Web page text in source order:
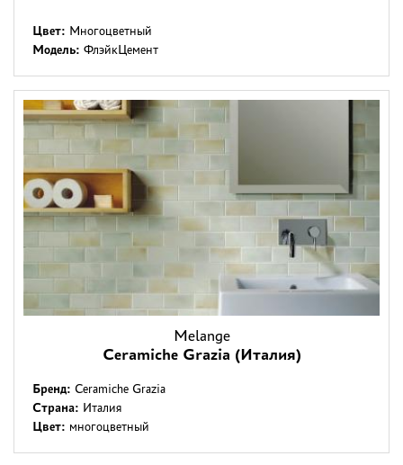
Цвет: Многоцветный
Модель: ФлэйкЦемент
Melange
Ceramiche Grazia (Италия)
Бренд: Ceramiche Grazia
Страна: Италия
Цвет: многоцветный